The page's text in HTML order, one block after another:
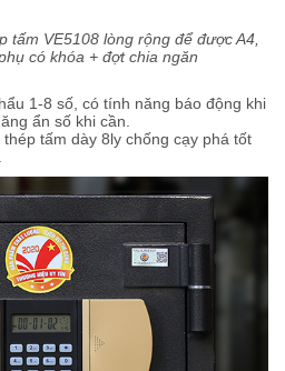
tấm VE5108 lòng rộng để được A4,
có khóa + đợt chia ngăn
1-8 số, có tính năng báo động khi
ẩn số khi cần.
tấm dày 8ly chống cạy phá tốt